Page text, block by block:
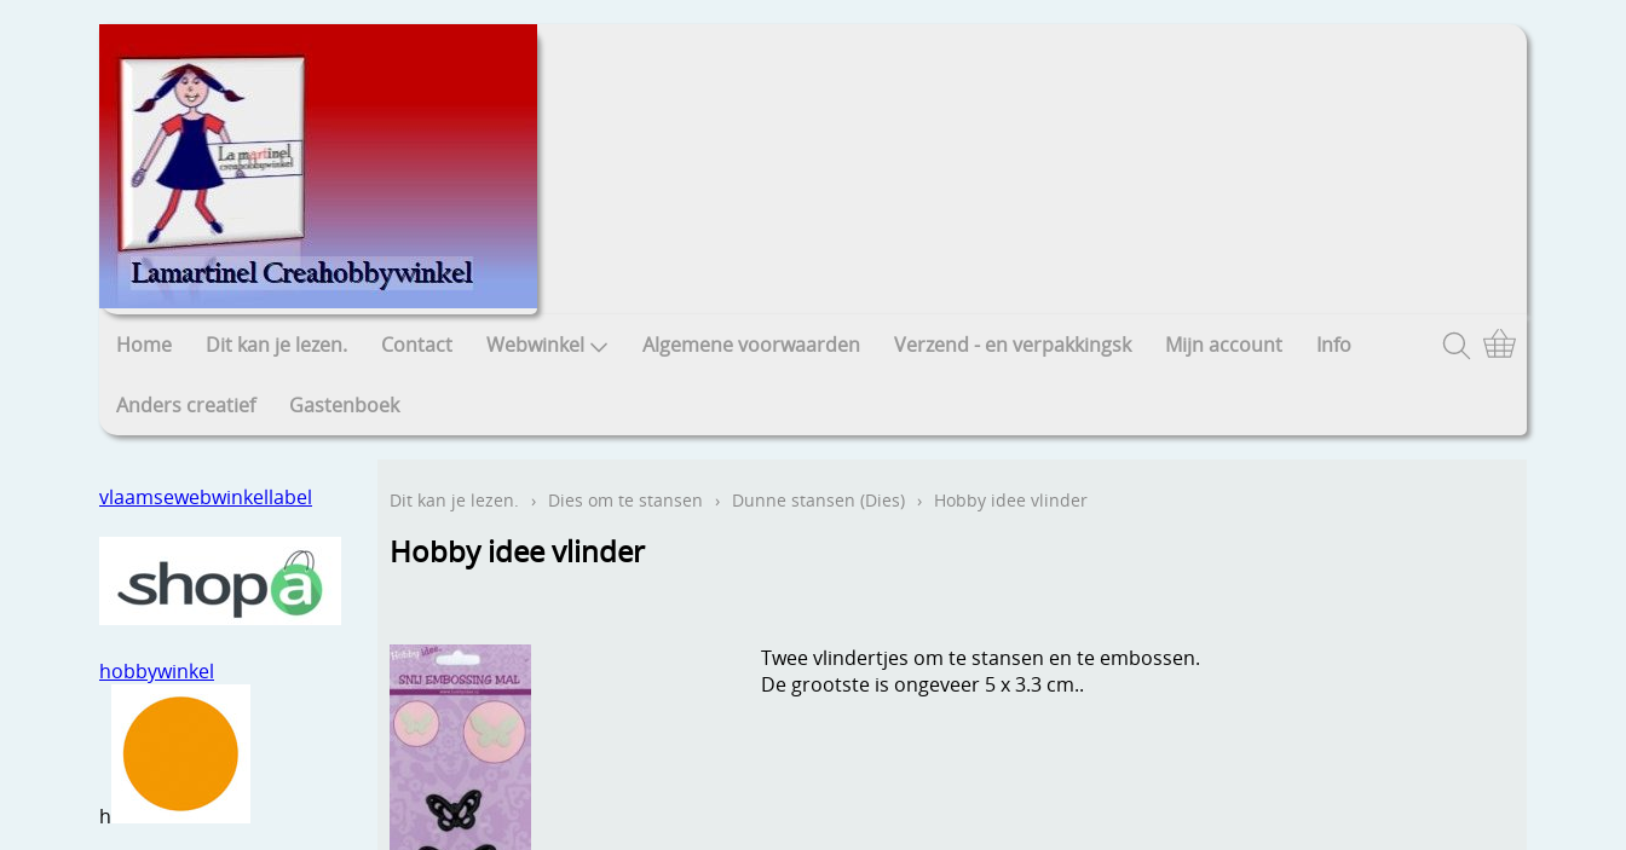
Home Dit kan je lezen. Contact Webwinkel Algemene voorwaarden Verzend - en verpakkingsk Mijn account Info
Anders creatief Gastenboek
vlaamsewebwinkellabel
hobbywinkel
h
Dit kan je lezen. › Dies om te stansen › Dunne stansen (Dies) › Hobby idee vlinder
Hobby idee vlinder
Twee vlindertjes om te stansen en te embossen.
De grootste is ongeveer 5 x 3.3 cm..